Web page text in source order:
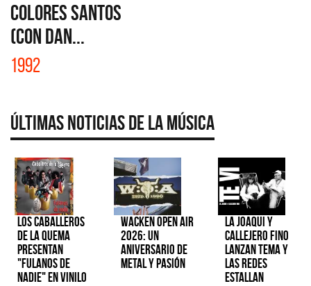
COLORES SANTOS
(CON DAN...
1992
Últimas Noticias de la Música
Los Caballeros
de la Quema
presentan
"Fulanos de
Nadie" en vinilo
Wacken Open Air
2026: Un
aniversario de
metal y pasión
La Joaqui y
Callejero Fino
lanzan tema y
las redes
estallan